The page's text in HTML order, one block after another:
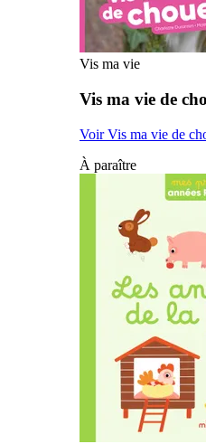
Vis ma vie
Vis ma vie de
Voir Vis ma vie de
À paraître